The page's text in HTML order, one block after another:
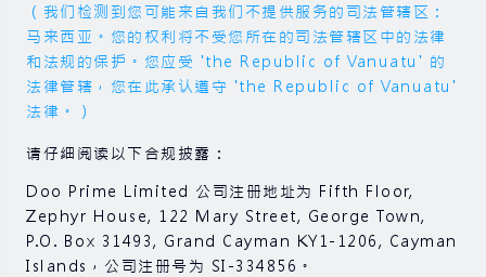
（我们检测到您可能来自我们不提供服务的司法管辖区：
马来西亚。您的权利将不受您所在的司法管辖区中的法律
和法规的保护。您应受 'the Republic of Vanuatu' 的
法律管辖，您在此承认遵守 'the Republic of Vanuatu'
法律。）
请仔细阅读以下合规披露：
Doo Prime Limited 公司注册地址为 Fifth Floor,
Zephyr House, 122 Mary Street, George Town,
P.O. Box 31493, Grand Cayman KY1-1206, Cayman
Islands，公司注册号为 SI-334856。